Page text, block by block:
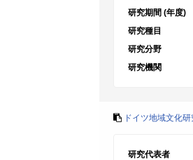
研究期間 (年度)
研究種目
研究分野
研究機関
ドイツ地域文化
研究代表者